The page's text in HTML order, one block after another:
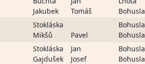
Jakubek
Tomáš
Stokláska
Mikšů
Pavel
Stokláska
Gajdušek
Jan
Josef